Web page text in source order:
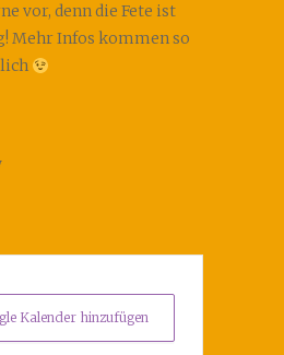
vor, denn die Fete ist
Mehr Infos kommen so
Kalender hinzufügen